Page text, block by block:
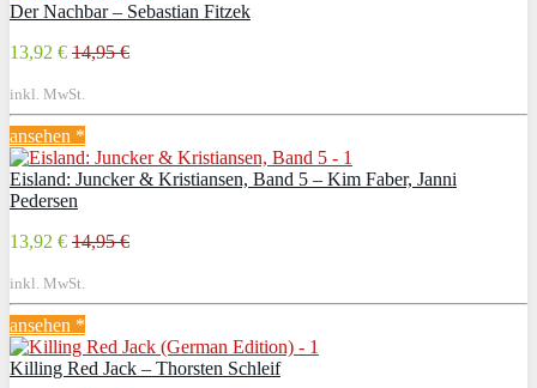
Der Nachbar – Sebastian Fitzek
13,92 € 14,95 €
inkl. MwSt.
ansehen *
Eisland: Juncker & Kristiansen, Band 5 – Kim Faber, Janni
Pedersen
13,92 € 14,95 €
inkl. MwSt.
ansehen *
Killing Red Jack – Thorsten Schleif